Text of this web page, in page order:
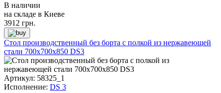
В наличии
на складе в Киеве
3912 грн.
Стол производственный без борта с полкой из нержавеющей
стали 700х700х850 DS3
Артикул: 58325_1
Исполнение: DS 3